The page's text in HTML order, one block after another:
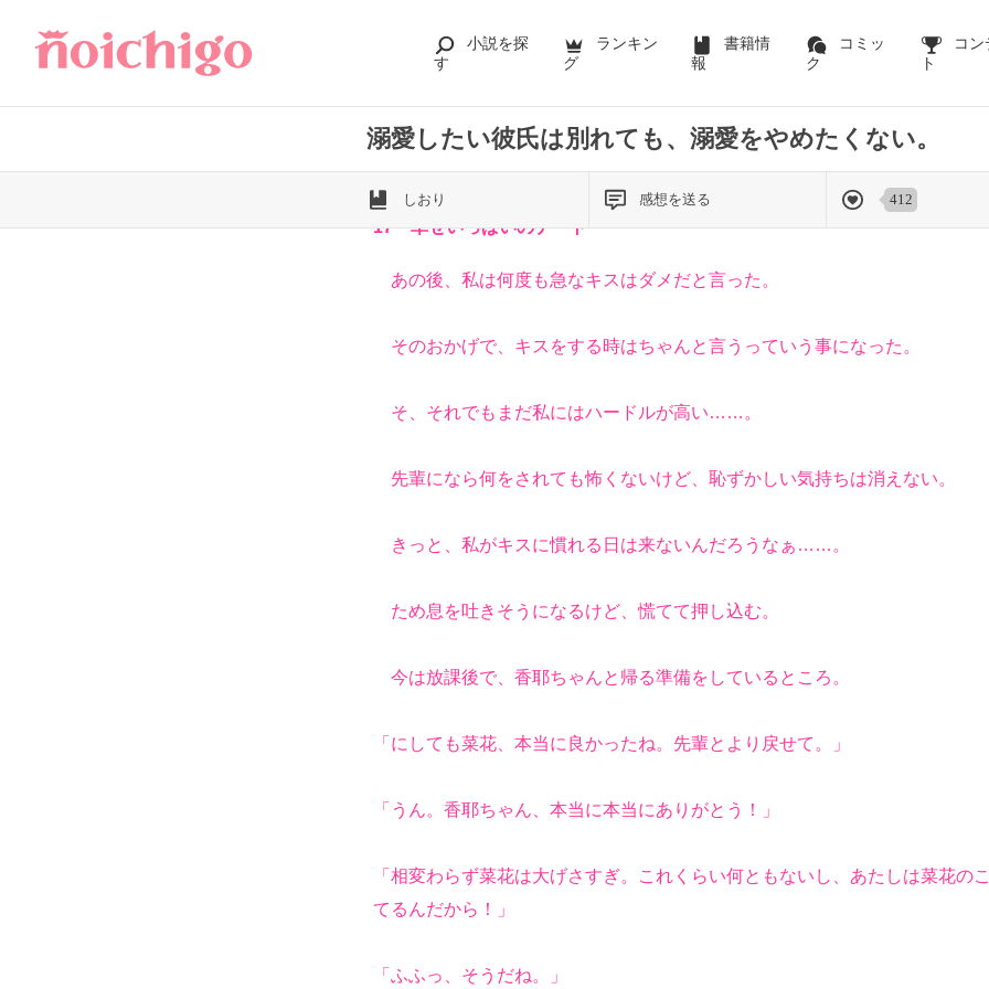
小説を探
す
ランキン
グ
書籍情
報
コミッ
ク
コン
ト
溺愛したい彼氏は別れても、溺愛をやめたくない。
しおり 感想を送る 412
前のページを表示する
17 幸せいっぱいのデート
あの後、私は何度も急なキスはダメだと言った。
そのおかげで、キスをする時はちゃんと言うっていう事になった。
そ、それでもまだ私にはハードルが高い……。
先輩になら何をされても怖くないけど、恥ずかしい気持ちは消えない。
きっと、私がキスに慣れる日は来ないんだろうなぁ……。
ため息を吐きそうになるけど、慌てて押し込む。
今は放課後で、香耶ちゃんと帰る準備をしているところ。
「にしても菜花、本当に良かったね。先輩とより戻せて。」
「うん。香耶ちゃん、本当に本当にありがとう！」
「相変わらず菜花は大げさすぎ。これくらい何ともないし、あたしは菜花の
てるんだから！」